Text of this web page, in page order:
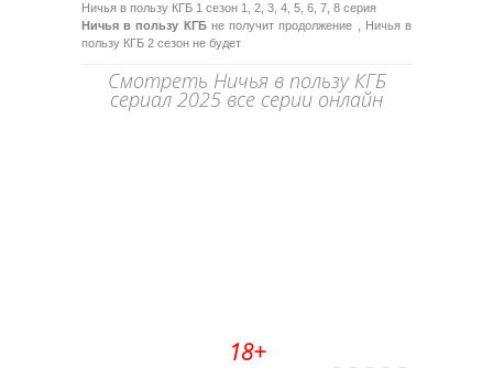
Ничья в пользу КГБ 1 сезон 1, 2, 3, 4, 5, 6, 7, 8 серия
Ничья в пользу КГБне получит продолжение , Ничья в
пользу КГБ 2 сезон не будет
Смотреть Ничья в пользу КГБ
сериал 2025 все серии онлайн
18+